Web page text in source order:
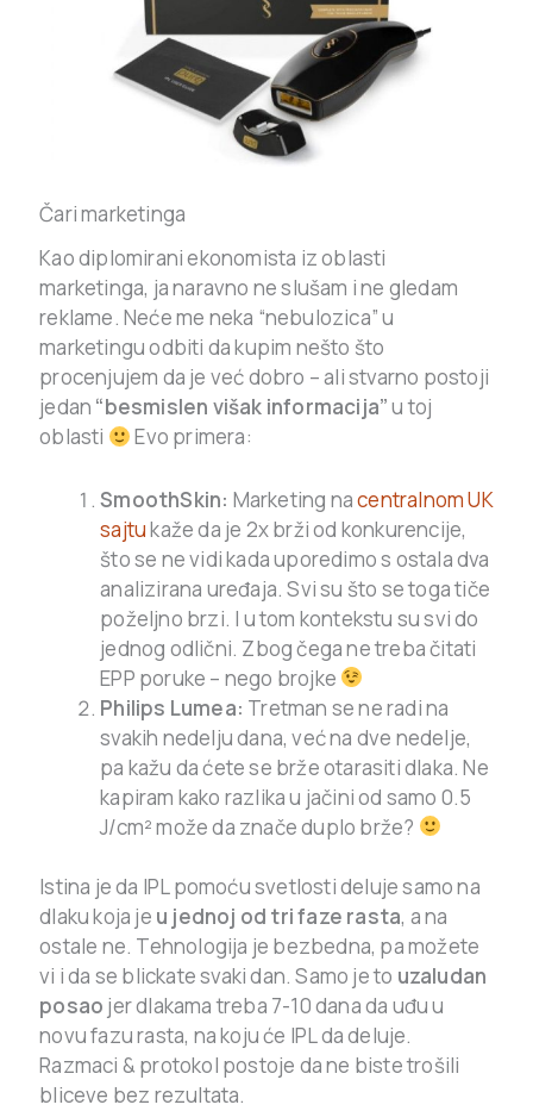
Čari marketinga
Kao diplomirani ekonomista iz oblasti
marketinga, ja naravno ne slušam i ne gledam
reklame. Neće me neka “nebulozica” u
marketingu odbiti da kupim nešto što
procenjujem da je već dobro – ali stvarno postoji
jedan “besmislen višak informacija”u toj
oblasti
Evo primera:
SmoothSkin: Marketing nacentralnom UK
sajtukaže da je 2x brži od konkurencije,
što se ne vidi kada uporedimo s ostala dva
analizirana uređaja. Svi su što se toga tiče
poželjno brzi. I u tom kontekstu su svi do
jednog odlični. Zbog čega ne treba čitati
EPP poruke – nego brojke
Philips Lumea: Tretman se ne radi na
svakih nedelju dana, već na dve nedelje,
pa kažu da ćete se brže otarasiti dlaka. Ne
kapiram kako razlika u jačini od samo 0.5
J/cm² može da znače duplo brže?
Istina je da IPL pomoću svetlosti deluje samo na
dlaku koja je u jednoj od tri faze rasta, a na
ostale ne. Tehnologija je bezbedna, pa možete
vi i da se blickate svaki dan. Samo je to uzaludan
posao jer dlakama treba 7-10 dana da uđu u
novu fazu rasta, na koju će IPL da deluje.
Razmaci & protokol postoje da ne biste trošili
bliceve bez rezultata.